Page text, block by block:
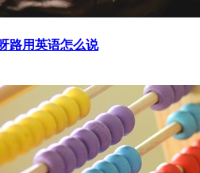
路用英语怎么说